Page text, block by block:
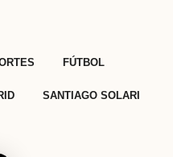
FÚTBOL
SANTIAGO SOLARI